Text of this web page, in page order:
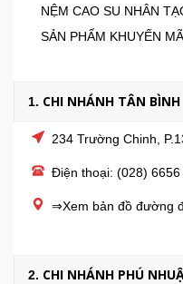
NỆM CAO SU NHÂN
SẢN PHẨM KHUYẾN
1. CHI NHÁNH TÂN BÌNH
234 Trường Chinh,
Điện thoại: (028)
⇒Xem bản đồ đường
2. CHI NHÁNH PHÚ